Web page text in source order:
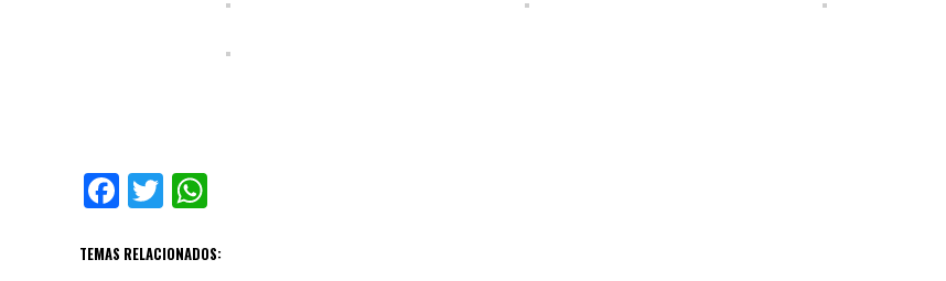
Facebook
Twitter
TEMAS RELACIONADOS: